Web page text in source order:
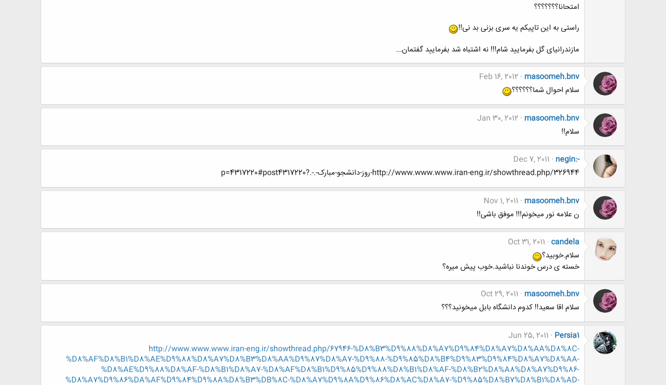
امتحانا؟؟؟؟؟؟؟
راستی به این تاپیکم یه سری بزنی بد نی!!
مازندرانیای گل بفرمایید شام!!! نه اشتباه شد بفرمایید گفتمان...
masoomeh.bnv
Feb 16, 2012
سلام احوال شما؟؟؟؟؟؟
masoomeh.bnv
Jan 30, 2012
سلام!!
negin:-
Dec 7, 2011
http://www.www.www.iran-eng.ir/showthread.php/326944-روز-دانشجو-مبارک-.-.?p=4317220#post4317220
masoomeh.bnv
Nov 1, 2011
ن علامه نور میخونم!!! موفق باشی!!
candela
Oct 31, 2011
سلام.خوبید؟
خسته ی درس خوندنا نباشید.خوب پیش میره؟
masoomeh.bnv
Oct 29, 2011
سلام اقا سعید!! کدوم دانشگاه بابل میخونید؟؟؟
Persia1
Jun 25, 2011
http://www.www.www.iran-eng.ir/showthread.php/67946-%D8%B3%D9%88%D8%A7%D9%84%D8%A7%D8%AA%D8%8C-
%D8%AF%D8%B1%D8%AE%D9%88%D8%A7%D8%B3%D8%AA%D9%87%D8%A7-%D9%88-%D9%85%D8%B4%D9%83%D9%84%D8%A7%D8%AA-
%D8%AE%D9%88%D8%AF-%D8%B1%D8%A7-%D8%AF%D8%B1%D9%85%D9%88%D8%B1%D8%AF-%D8%B2%D8%A8%D8%A7%D9%86-
%D8%A7%D9%86%DA%AF%D9%84%D9%8A%D8%B3%DB%8C-%D8%A7%D9%8A%D9%86%D8%AC%D8%A7-%D9%85%D8%B7%D8%B1%D8%AD-